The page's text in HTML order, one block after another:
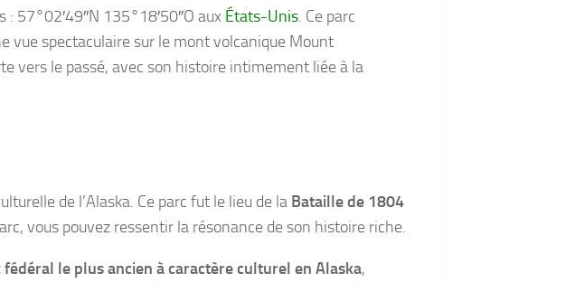
: 57°02′49″N 135°18′50″O aux États-Unis. Ce parc
vue spectaculaire sur le mont volcanique Mount
vers le passé, avec son histoire intimement liée à la
de l’Alaska. Ce parc fut le lieu de la Bataille de 1804
vous pouvez ressentir la résonance de son histoire riche.
fédéral le plus ancien à caractère culturel en Alaska,